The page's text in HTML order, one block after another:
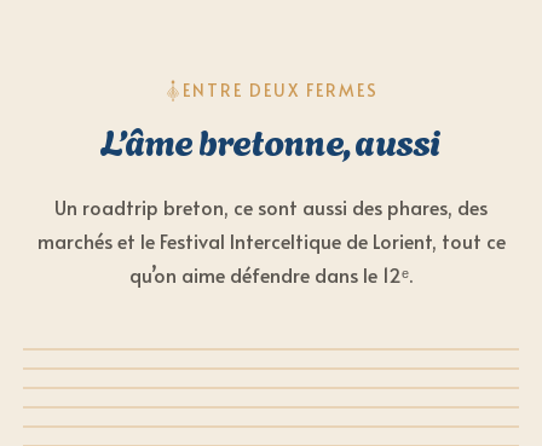
ENTRE DEUX FERMES
L’âme bretonne, aussi
Un roadtrip breton, ce sont aussi des phares, des
marchés et le Festival Interceltique de Lorient, tout ce
qu’on aime défendre dans le 12ᵉ.